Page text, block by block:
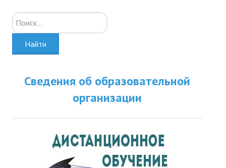
Искать...
Найти
Сведения об образовательной
организации